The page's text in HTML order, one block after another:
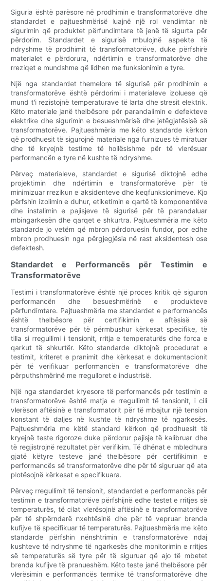
Siguria është parësore në prodhimin e transformatorëve dhe
standardet e pajtueshmërisë luajnë një rol vendimtar në
sigurimin që produktet përfundimtare të jenë të sigurta për
përdorim. Standardet e sigurisë mbulojnë aspekte të
ndryshme të prodhimit të transformatorëve, duke përfshirë
materialet e përdorura, ndërtimin e transformatorëve dhe
rreziqet e mundshme që lidhen me funksionimin e tyre.
Një nga standardet themelore të sigurisë për prodhimin e
transformatorëve është përdorimi i materialeve izoluese që
mund t'i rezistojnë temperaturave të larta dhe stresit elektrik.
Këto materiale janë thelbësore për parandalimin e defekteve
elektrike dhe sigurimin e besueshmërisë dhe jetëgjatësisë së
transformatorëve. Pajtueshmëria me këto standarde kërkon
që prodhuesit të sigurojnë materiale nga furnizues të miratuar
dhe të kryejnë testime të hollësishme për të vlerësuar
performancën e tyre në kushte të ndryshme.
Përveç materialeve, standardet e sigurisë diktojnë edhe
projektimin dhe ndërtimin e transformatorëve për të
minimizuar rrezikun e aksidenteve dhe keqfunksionimeve. Kjo
përfshin izolimin e duhur, etiketimin e qartë të komponentëve
dhe instalimin e pajisjeve të sigurisë për të parandaluar
mbingarkesën dhe qarqet e shkurtra. Pajtueshmëria me këto
standarde jo vetëm që mbron përdoruesin fundor, por edhe
mbron prodhuesin nga përgjegjësia në rast aksidentesh ose
defektesh.
Standardet e Performancës për Testimin e
Transformatorëve
Testimi i transformatorëve është një proces kritik që siguron
performancën dhe besueshmërinë e produkteve
përfundimtare. Pajtueshmëria me standardet e performancës
është thelbësore për certifikimin e aftësisë së
transformatorëve për të përmbushur kërkesat specifike, të
tilla si rregullimi i tensionit, rritja e temperaturës dhe forca e
qarkut të shkurtër. Këto standarde diktojnë procedurat e
testimit, kriteret e pranimit dhe kërkesat e dokumentacionit
për të verifikuar performancën e transformatorëve dhe
përputhshmërinë me rregulloret e industrisë.
Një nga standardet kryesore të performancës për testimin e
transformatorëve është matja e rregullimit të tensionit, i cili
vlerëson aftësinë e transformatorit për të mbajtur një tension
konstant të daljes në kushte të ndryshme të ngarkesës.
Pajtueshmëria me këtë standard kërkon që prodhuesit të
kryejnë teste rigoroze duke përdorur pajisje të kalibruar dhe
të regjistrojnë rezultatet për verifikim. Të dhënat e mbledhura
gjatë këtyre testeve janë thelbësore për certifikimin e
performancës së transformatorëve dhe për të siguruar që ata
plotësojnë kërkesat e specifikuara.
Përveç rregullimit të tensionit, standardet e performancës për
testimin e transformatorëve përfshijnë edhe testet e rritjes së
temperaturës, të cilat vlerësojnë aftësinë e transformatorëve
për të shpërndarë nxehtësinë dhe për të vepruar brenda
kufijve të specifikuar të temperaturës. Pajtueshmëria me këto
standarde përfshin nënshtrimin e transformatorëve ndaj
kushteve të ndryshme të ngarkesës dhe monitorimin e rritjes
së temperaturës së tyre për të siguruar që ajo të mbetet
brenda kufijve të pranueshëm. Këto teste janë thelbësore për
vlerësimin e performancës termike të transformatorëve dhe